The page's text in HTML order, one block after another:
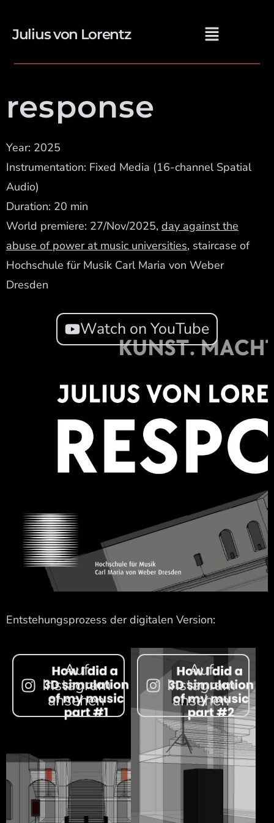
Julius von Lorentz
response
Year: 2025
Instrumentation: Fixed Media (16-channel Spatial
Audio)
Duration: 20 min
World premiere: 27/Nov/2025, day against the
abuse of power at music universities, staircase of
Hochschule für Musik Carl Maria von Weber
Dresden
Watch on YouTube
Entstehungsprozess der digitalen Version:
Auf
Instagram
ansehen
Auf
Instagram
ansehen